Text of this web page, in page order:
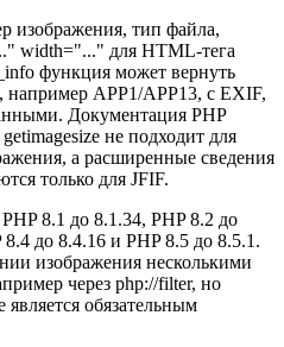
изображения, тип файла,
width="..." для HTML-тега
функция может вернуть
например APP1/APP13, с EXIF,
Документация PHP
не подходит для
а расширенные сведения
только для JFIF.
8.1 до 8.1.34, PHP 8.2 до
до 8.4.16 и PHP 8.5 до 8.5.1.
изображения несколькими
через php://filter, но
является обязательным